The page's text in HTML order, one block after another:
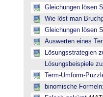
Gleichungen lösen
Wie löst man
Gleichungen lösen
Auswerten eines
Lösungsstrategien
Lösungsbeispiele
Term-Umform-
binomische